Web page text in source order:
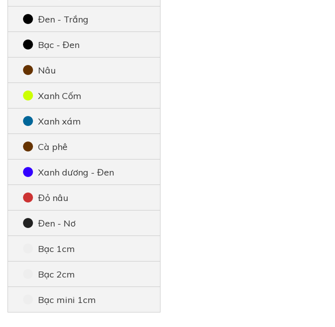
Đen - Trắng
Bạc - Đen
Nâu
Xanh Cốm
Xanh xám
Cà phê
Xanh dương - Đen
Đỏ nâu
Đen - Nơ
Bạc 1cm
Bạc 2cm
Bạc mini 1cm